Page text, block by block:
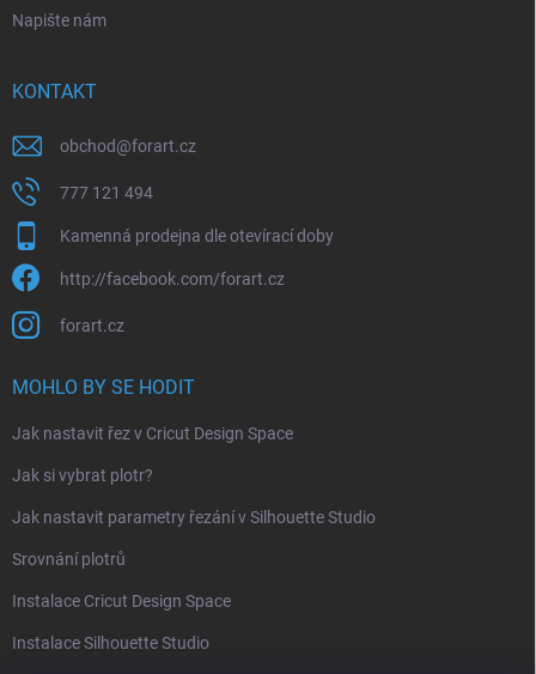
Napište nám
KONTAKT
obchod@forart.cz
777 121 494
Kamenná prodejna dle otevírací doby
http://facebook.com/forart.cz
forart.cz
MOHLO BY SE HODIT
Jak nastavit řez v Cricut Design Space
Jak si vybrat plotr?
Jak nastavit parametry řezání v Silhouette Studio
Srovnání plotrů
Instalace Cricut Design Space
Instalace Silhouette Studio